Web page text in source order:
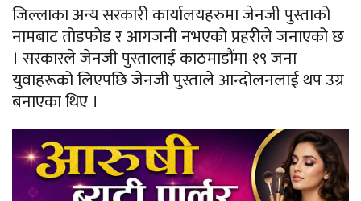
जिल्लाका अन्य सरकारी कार्यालयहरुमा जेनजी पुस्ताको
नामबाट तोडफोड र आगजनी नभएको प्रहरीले जनाएको छ
। सरकारले जेनजी पुस्तालाई काठमाडौंमा १९ जना
युवाहरूको लिएपछि जेनजी पुस्ताले आन्दोलनलाई थप उग्र
बनाएका थिए ।